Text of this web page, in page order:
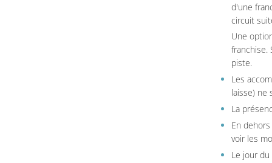
d'une
circuit
Une
franchise.
piste.
Les
laisse) ne
La
En
voir les
Le jour